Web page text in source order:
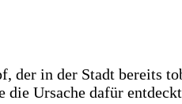
der in der Stadt bereits
Ursache dafür